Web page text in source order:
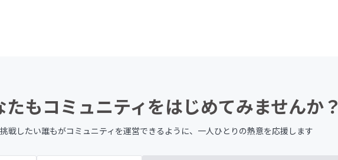
たもコミュニティをはじめてみませんか？
挑戦したい誰もがコミュニティを運営できるように、 一人ひとりの熱意を応援します